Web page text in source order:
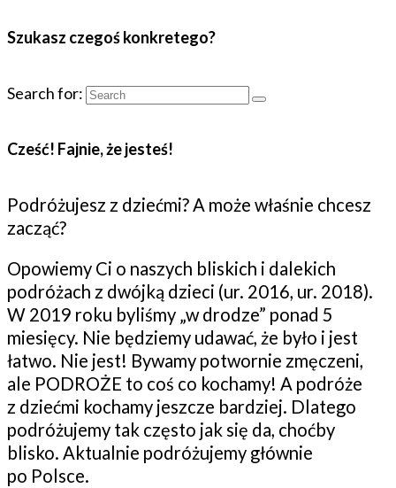
Szukasz czegoś konkretego?
Search for:
Cześć! Fajnie, że jesteś!
Podróżujesz z dziećmi? A może właśnie chcesz
zacząć?
Opowiemy Ci o naszych bliskich i dalekich
podróżach z dwójką dzieci (ur. 2016, ur. 2018).
W 2019 roku byliśmy „w drodze” ponad 5
miesięcy. Nie będziemy udawać, że było i jest
łatwo. Nie jest! Bywamy potwornie zmęczeni,
ale PODROŻE to coś co kochamy! A podróże
z dziećmi kochamy jeszcze bardziej. Dlatego
podróżujemy tak często jak się da, choćby
blisko. Aktualnie podróżujemy głównie
po Polsce.